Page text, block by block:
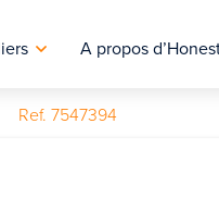
A propos
Ref. 7547394